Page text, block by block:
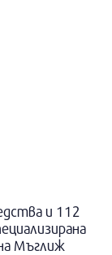
и 112
Мъглиж